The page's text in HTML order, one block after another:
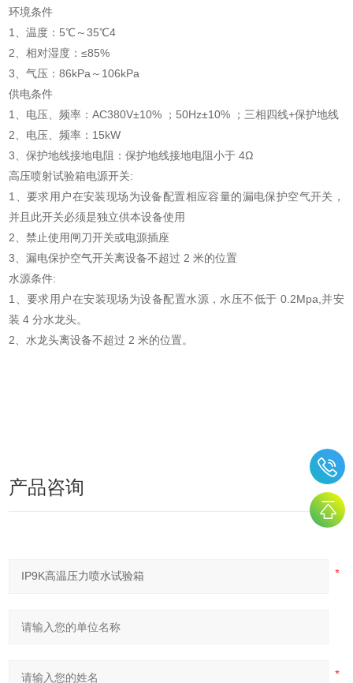
环境条件
1、温度：5℃～35℃4
2、相对湿度：≤85%
3、气压：86kPa～106kPa
供电条件
1、电压、频率：AC380V±10% ；50Hz±10% ；三相四线+保护地线
2、电压、频率：15kW
3、保护地线接地电阻：保护地线接地电阻小于 4Ω
高压喷射试验箱电源开关:
1、要求用户在安装现场为设备配置相应容量的漏电保护空气开关，
并且此开关必须是独立供本设备使用
2、禁止使用闸刀开关或电源插座
3、漏电保护空气开关离设备不超过 2 米的位置
水源条件:
1、要求用户在安装现场为设备配置水源，水压不低于 0.2Mpa,并安
装 4 分水龙头。
2、水龙头离设备不超过 2 米的位置。
产品咨询